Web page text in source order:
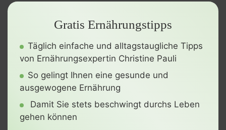
Gratis Ernährungstipps
Täglich einfache und alltagstaugliche Tipps
von Ernährungsexpertin Christine Pauli
So gelingt Ihnen eine gesunde und
ausgewogene Ernährung
Damit Sie stets beschwingt durchs Leben
gehen können